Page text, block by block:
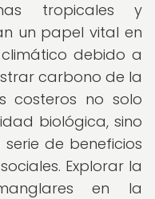
tropicales y
un papel vital en
debido a
carbono de la
costeros no solo
biológica, sino
de beneficios
Explorar la
en la